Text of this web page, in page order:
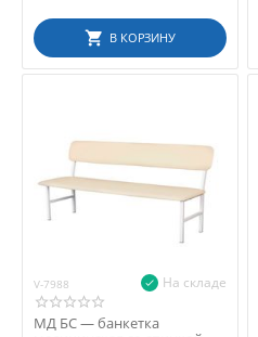
В КОРЗИНУ
V-7988 На складе
МД БС — банкетка